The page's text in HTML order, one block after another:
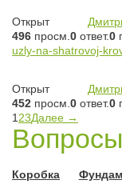
Открыт
496 просм.0 ответ.0
uzly-na-shatrovoj-
Открыт
452 просм.0 ответ.0
123Далее →
Коробка